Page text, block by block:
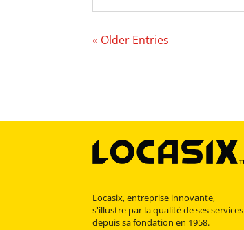
« Older Entries
Locasix, entreprise innovante,
s'illustre par la qualité de ses services
depuis sa fondation en 1958.